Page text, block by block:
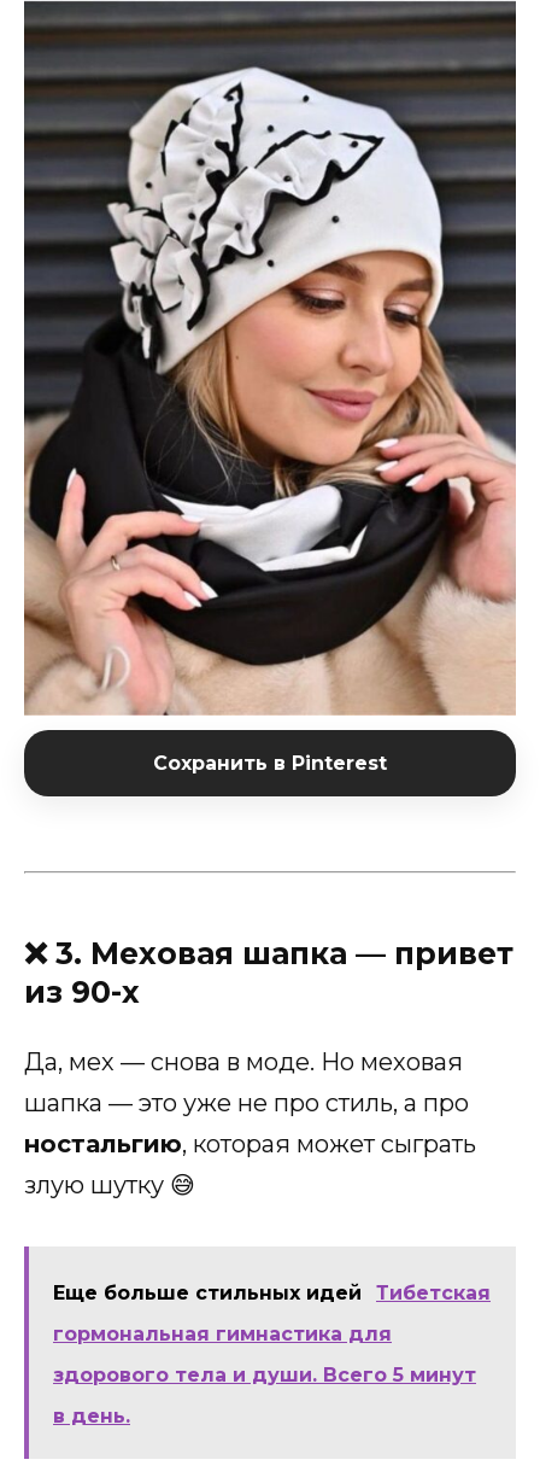
Сохранить в Pinterest
❌ 3. Меховая шапка — привет
из 90-х
Да, мех — снова в моде. Но меховая
шапка — это уже не про стиль, а про
ностальгию, которая может сыграть
злую шутку 😅
Еще больше стильных идей
Тибетская
гормональная гимнастика для
здорового тела и души. Всего 5 минут
в день.